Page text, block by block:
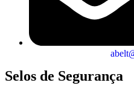
Selos de Segurança